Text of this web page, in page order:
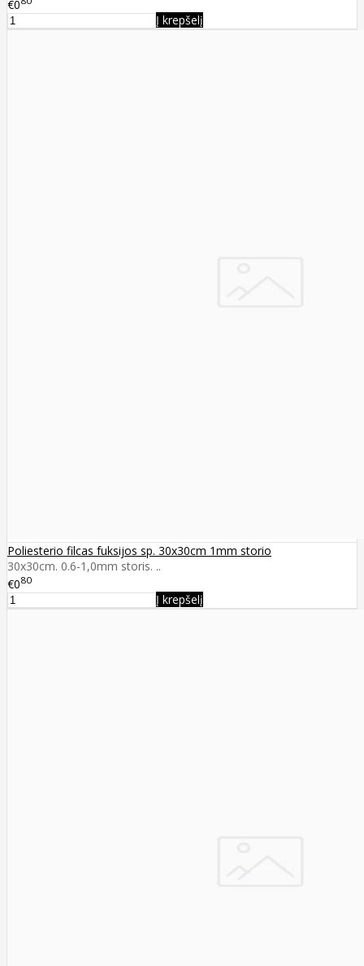
€0
Į krepšelį
Poliesterio filcas fuksijos sp. 30x30cm 1mm storio
30x30cm. 0.6-1,0mm storis. ..
€080
Į krepšelį